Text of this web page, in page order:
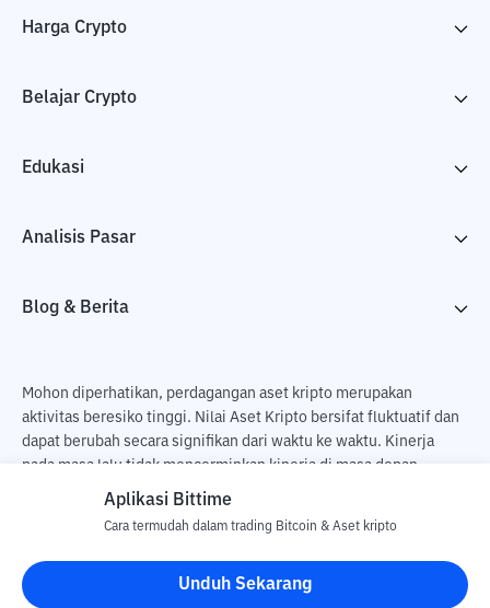
Harga Crypto
Belajar Crypto
Edukasi
Analisis Pasar
Blog & Berita
Mohon diperhatikan, perdagangan aset kripto merupakan
aktivitas beresiko tinggi. Nilai Aset Kripto bersifat fluktuatif dan
dapat berubah secara signifikan dari waktu ke waktu. Kinerja
pada masa lalu tidak mencerminkan kinerja di masa depan.
Terdapat risiko kehilangan sebagai dampak dari membeli dan
pengguna. PT Utama Aset Digital Indonesia (Bittime) tidak
bertanggung jawab atas perubahan fluktuasi dari nilai tukar Aset
Kripto.
Aplikasi Bittime
Cara termudah dalam trading Bitcoin & Aset kripto
Unduh Sekarang